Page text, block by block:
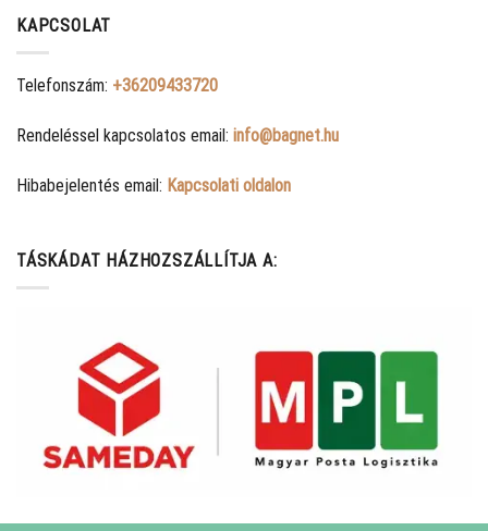
KAPCSOLAT
Telefonszám: +36209433720
Rendeléssel kapcsolatos email: info@bagnet.hu
Hibabejelentés email: Kapcsolati oldalon
TÁSKÁDAT HÁZHOZSZÁLLÍTJA A: